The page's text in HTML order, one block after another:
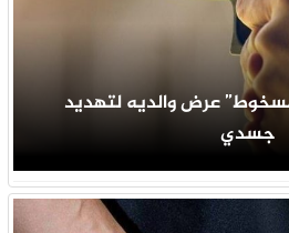
عرض والديه لتهديد
جسدي